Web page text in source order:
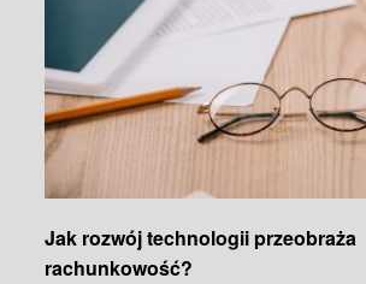
Jak rozwój technologii przeobraża
rachunkowość?